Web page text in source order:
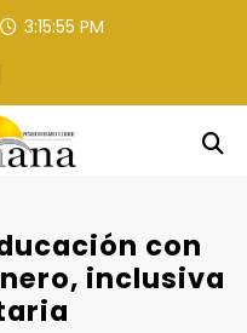
3:15:56 PM
con
inclusiva